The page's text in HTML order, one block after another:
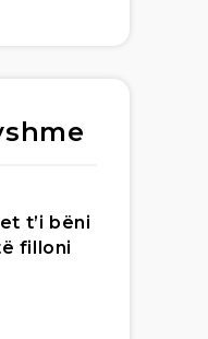
t’i bëni
filloni